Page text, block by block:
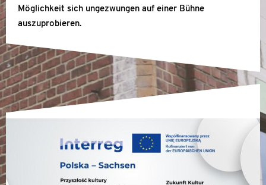
Möglichkeit sich ungezwungen auf einer Bühne
auszuprobieren.